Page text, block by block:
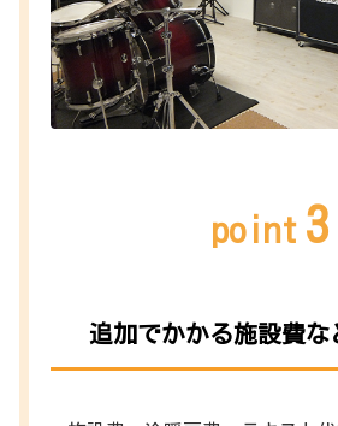
point 3
追加でかかる施設費な